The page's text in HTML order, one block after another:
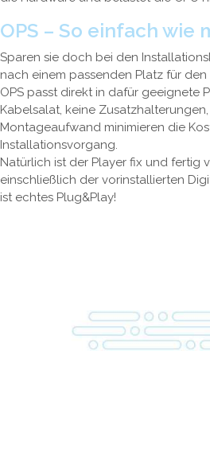
OPS – So einfach wie
Sparen sie doch bei den
nach einem passenden Platz für
OPS passt direkt in dafür geeignete
Kabelsalat, keine
Montageaufwand minimieren die
Installationsvorgang.
Natürlich ist der Player fix und fertig
einschließlich der vorinstallierten
ist echtes Plug&Play!